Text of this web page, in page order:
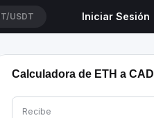
Iniciar Sesión
Calculadora de ETH a CAD
Recibe